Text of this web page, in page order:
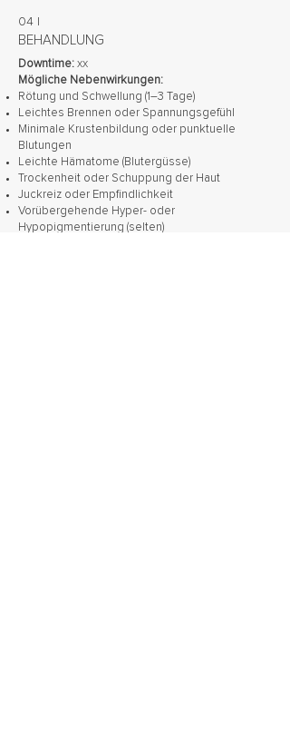
04 |
BEHANDLUNG
Downtime: xx
Mögliche Nebenwirkungen:
Rötung und Schwellung (1–3 Tage)
Leichtes Brennen oder Spannungsgefühl
Minimale Krustenbildung oder punktuelle
Blutungen
Leichte Hämatome (Blutergüsse)
Trockenheit oder Schuppung der Haut
Juckreiz oder Empfindlichkeit
Vorübergehende Hyper- oder
Hypopigmentierung (selten)